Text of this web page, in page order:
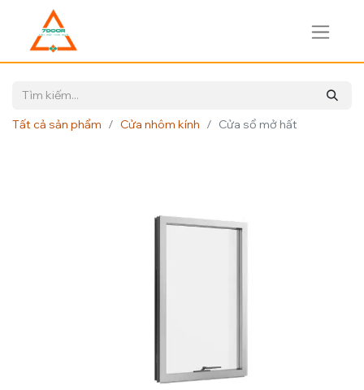
Tất cả sản phẩm Cửa nhôm kính Cửa sổ mở hất